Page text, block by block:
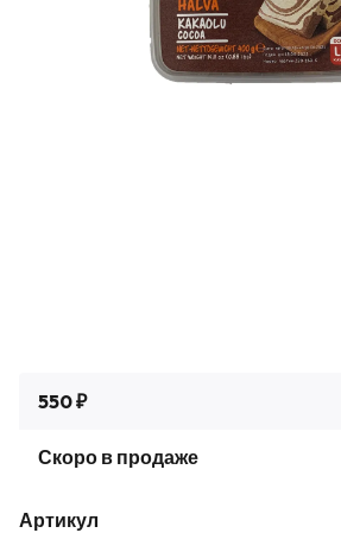
550 ₽
Скоро в продаже
Артикул